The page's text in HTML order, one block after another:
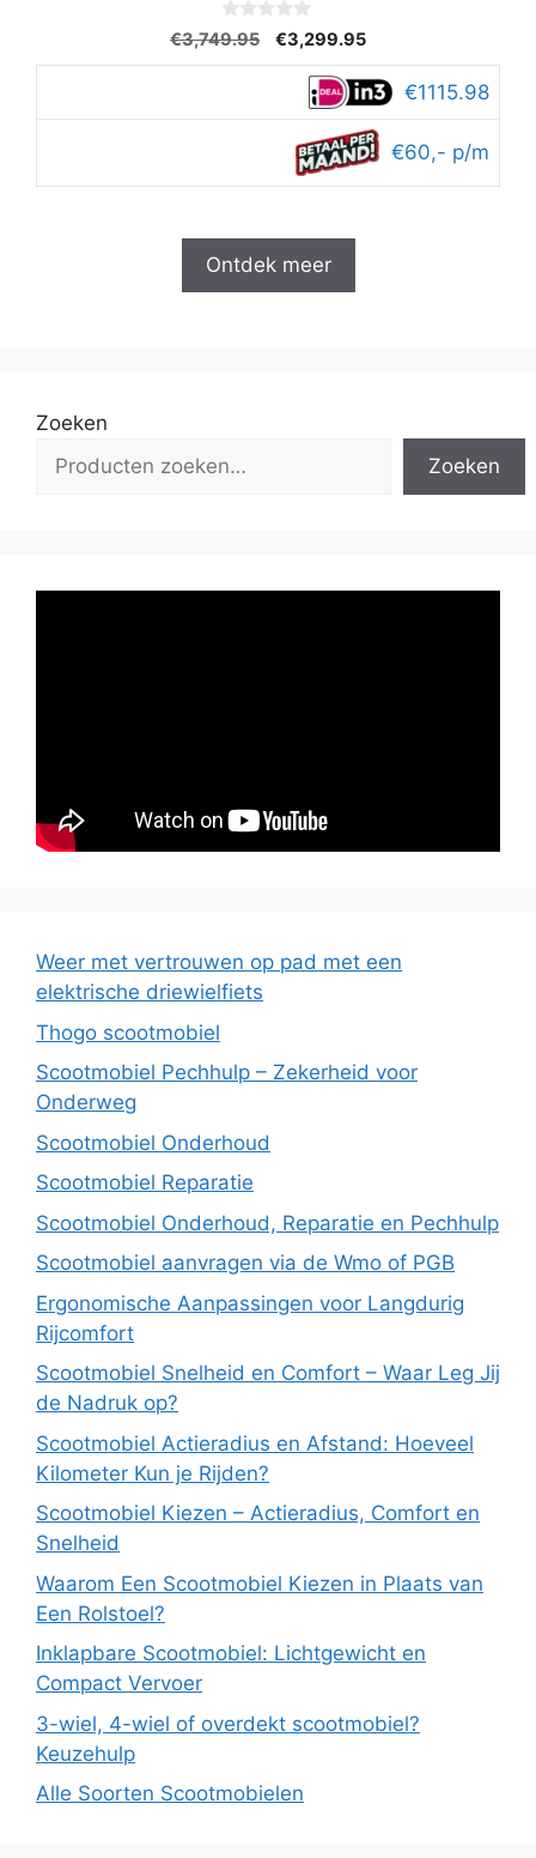
0
v
a
€3,749.95
Oorspronkelijke
prijs
was:
€3,749.95.
€3,299.95Huidige
prijs
is:
€3,299.95.
€1115.98
€60,- p/m
Ontdek meer
Zoeken
Zoeken
Weer met vertrouwen op pad met een
elektrische driewielfiets
Thogo scootmobiel
Scootmobiel Pechhulp – Zekerheid voor
Onderweg
Scootmobiel Onderhoud
Scootmobiel Reparatie
Scootmobiel Onderhoud, Reparatie en Pechhulp
Scootmobiel aanvragen via de Wmo of PGB
Ergonomische Aanpassingen voor Langdurig
Rijcomfort
Scootmobiel Snelheid en Comfort – Waar Leg Jij
de Nadruk op?
Scootmobiel Actieradius en Afstand: Hoeveel
Kilometer Kun je Rijden?
Scootmobiel Kiezen – Actieradius, Comfort en
Snelheid
Waarom Een Scootmobiel Kiezen in Plaats van
Een Rolstoel?
Inklapbare Scootmobiel: Lichtgewicht en
Compact Vervoer
3-wiel, 4-wiel of overdekt scootmobiel?
Keuzehulp
Alle Soorten Scootmobielen